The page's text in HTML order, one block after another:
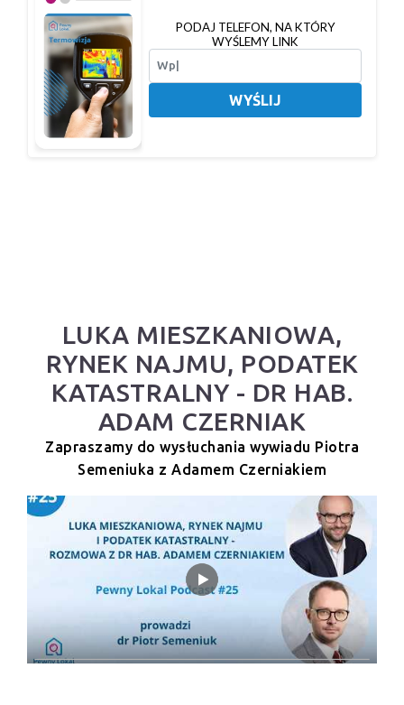
PODAJ TELEFON, NA KTÓRY
WYŚLEMY LINK
WYŚLIJ
LUKA MIESZKANIOWA,
RYNEK NAJMU, PODATEK
KATASTRALNY - DR HAB.
ADAM CZERNIAK
Zapraszamy do wysłuchania wywiadu Piotra
Semeniuka z Adamem Czerniakiem